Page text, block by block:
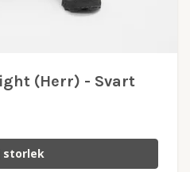
(Herr) - Svart
storlek